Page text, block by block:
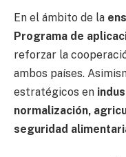
En el ámbito de la
Programa de
reforzar la
ambos países.
estratégicos en
normalización,
seguridad